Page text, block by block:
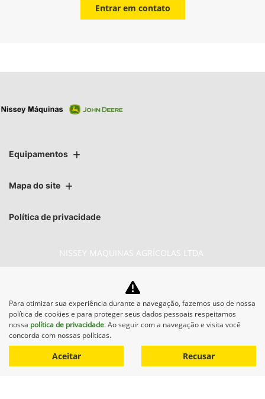
Entrar em contato
Equipamentos
Mapa do site
Política de privacidade
NISSEY MAQUINAS AGRÍCOLAS LTDA
No trânsito, enxergar o outro salva
vidas.
Para otimizar sua experiência durante a navegação, fazemos uso de nossa
política de cookies e para proteger seus dados pessoais respeitamos
nossa política de privacidade. Ao seguir com a navegação e visita você
concorda com nossas políticas.
Aceitar Recusar